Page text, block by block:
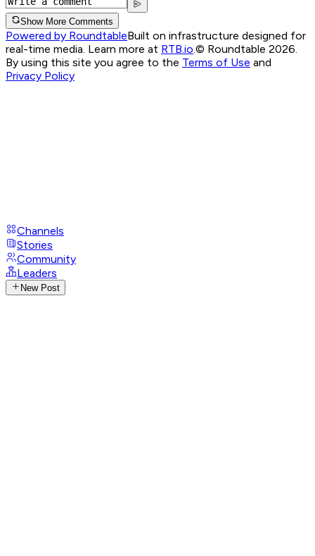
Show More Comments
Powered by RoundtableBuilt on infrastructure designed for
real-time media. Learn more at RTB.io © Roundtable 2026.
By using this site you agree to the Terms of Use and
Privacy Policy
Channels
Stories
Community
Leaders
New Post